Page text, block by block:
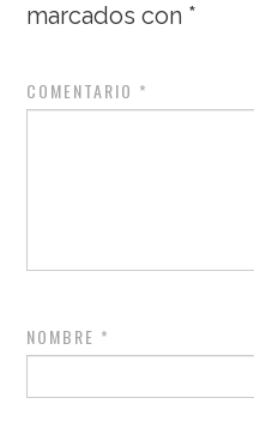
marcados con *
COMENTARIO *
NOMBRE *